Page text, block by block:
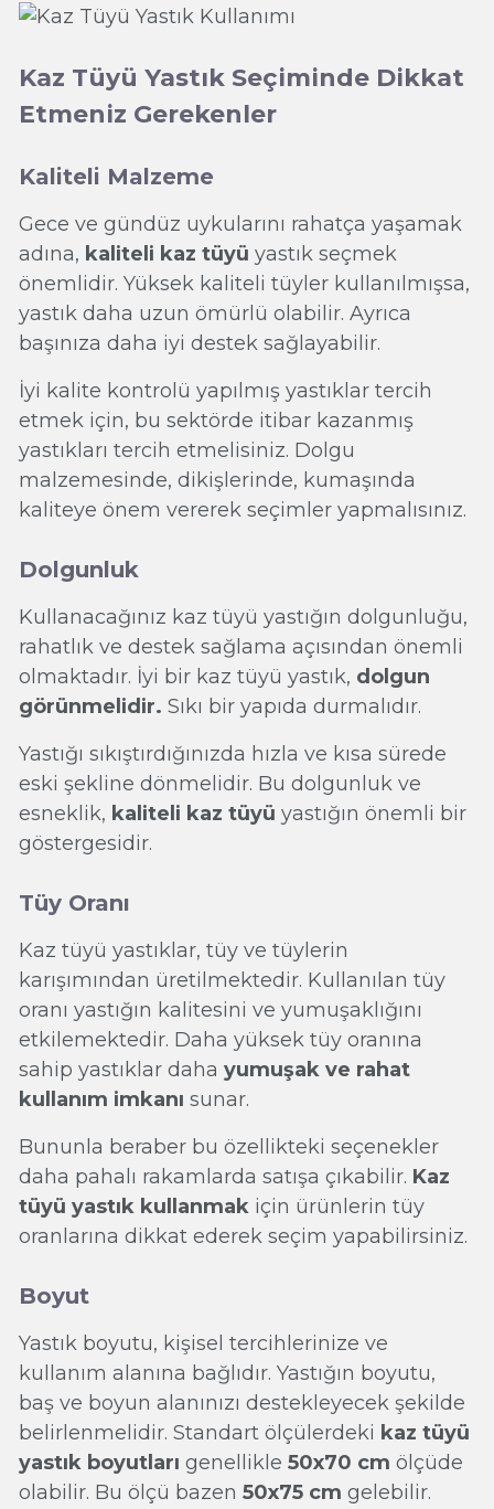
Kaz Tüyü Yastık Seçiminde Dikkat
Etmeniz Gerekenler
Kaliteli Malzeme
Gece ve gündüz uykularını rahatça yaşamak
adına, kaliteli kaz tüyü yastık seçmek
önemlidir. Yüksek kaliteli tüyler kullanılmışsa,
yastık daha uzun ömürlü olabilir. Ayrıca
başınıza daha iyi destek sağlayabilir.
İyi kalite kontrolü yapılmış yastıklar tercih
etmek için, bu sektörde itibar kazanmış
yastıkları tercih etmelisiniz. Dolgu
malzemesinde, dikişlerinde, kumaşında
kaliteye önem vererek seçimler yapmalısınız.
Dolgunluk
Kullanacağınız kaz tüyü yastığın dolgunluğu,
rahatlık ve destek sağlama açısından önemli
olmaktadır. İyi bir kaz tüyü yastık, dolgun
görünmelidir. Sıkı bir yapıda durmalıdır.
Yastığı sıkıştırdığınızda hızla ve kısa sürede
eski şekline dönmelidir. Bu dolgunluk ve
esneklik, kaliteli kaz tüyü yastığın önemli bir
göstergesidir.
Tüy Oranı
Kaz tüyü yastıklar, tüy ve tüylerin
karışımından üretilmektedir. Kullanılan tüy
oranı yastığın kalitesini ve yumuşaklığını
etkilemektedir. Daha yüksek tüy oranına
sahip yastıklar daha yumuşak ve rahat
kullanım imkanı sunar.
Bununla beraber bu özellikteki seçenekler
daha pahalı rakamlarda satışa çıkabilir. Kaz
tüyü yastık kullanmak için ürünlerin tüy
oranlarına dikkat ederek seçim yapabilirsiniz.
Boyut
Yastık boyutu, kişisel tercihlerinize ve
kullanım alanına bağlıdır. Yastığın boyutu,
baş ve boyun alanınızı destekleyecek şekilde
belirlenmelidir. Standart ölçülerdeki kaz tüyü
yastık boyutları genellikle 50x70 cm ölçüde
olabilir. Bu ölçü bazen 50x75 cm gelebilir.